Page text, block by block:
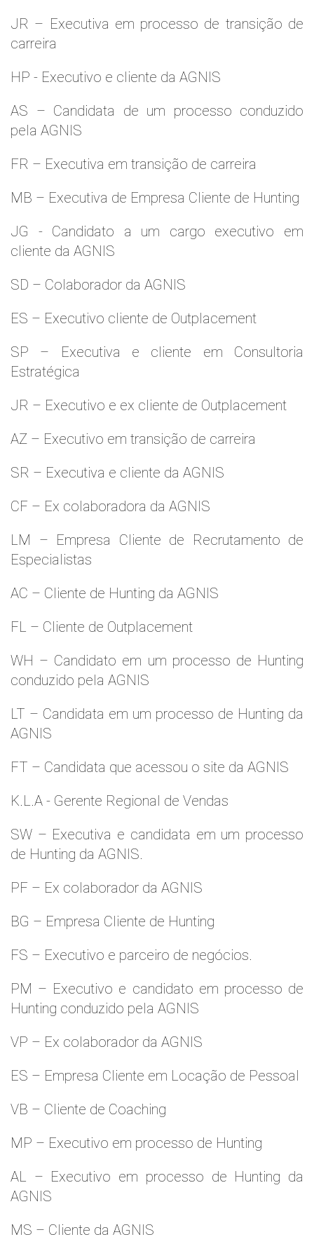
JR – Executiva em processo de transição de
carreira
HP - Executivo e cliente da AGNIS
AS – Candidata de um processo conduzido
pela AGNIS
FR – Executiva em transição de carreira
MB – Executiva de Empresa Cliente de Hunting
JG - Candidato a um cargo executivo em
cliente da AGNIS
SD – Colaborador da AGNIS
ES – Executivo cliente de Outplacement
SP – Executiva e cliente em Consultoria
Estratégica
JR – Executivo e ex cliente de Outplacement
AZ – Executivo em transição de carreira
SR – Executiva e cliente da AGNIS
CF – Ex colaboradora da AGNIS
LM – Empresa Cliente de Recrutamento de
Especialistas
AC – Cliente de Hunting da AGNIS
FL – Cliente de Outplacement
WH – Candidato em um processo de Hunting
conduzido pela AGNIS
LT – Candidata em um processo de Hunting da
AGNIS
FT – Candidata que acessou o site da AGNIS
K.L.A - Gerente Regional de Vendas
SW – Executiva e candidata em um processo
de Hunting da AGNIS.
PF – Ex colaborador da AGNIS
BG – Empresa Cliente de Hunting
FS – Executivo e parceiro de negócios.
PM – Executivo e candidato em processo de
Hunting conduzido pela AGNIS
VP – Ex colaborador da AGNIS
ES – Empresa Cliente em Locação de Pessoal
VB – Cliente de Coaching
MP – Executivo em processo de Hunting
AL – Executivo em processo de Hunting da
AGNIS
MS – Cliente da AGNIS